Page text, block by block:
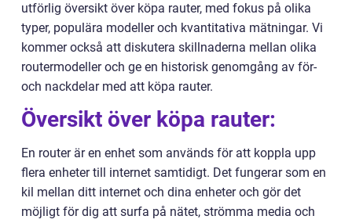
utförlig översikt över köpa rauter, med fokus på olika
typer, populära modeller och kvantitativa mätningar. Vi
kommer också att diskutera skillnaderna mellan olika
routermodeller och ge en historisk genomgång av för-
och nackdelar med att köpa rauter.
Översikt över köpa rauter:
En router är en enhet som används för att koppla upp
flera enheter till internet samtidigt. Det fungerar som en
kil mellan ditt internet och dina enheter och gör det
möjligt för dig att surfa på nätet, strömma media och